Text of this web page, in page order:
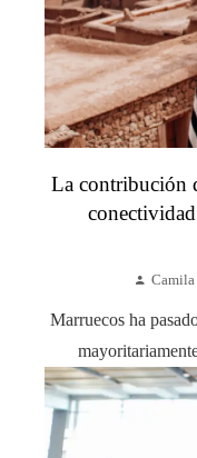
La contribución
Camila
Marruecos ha